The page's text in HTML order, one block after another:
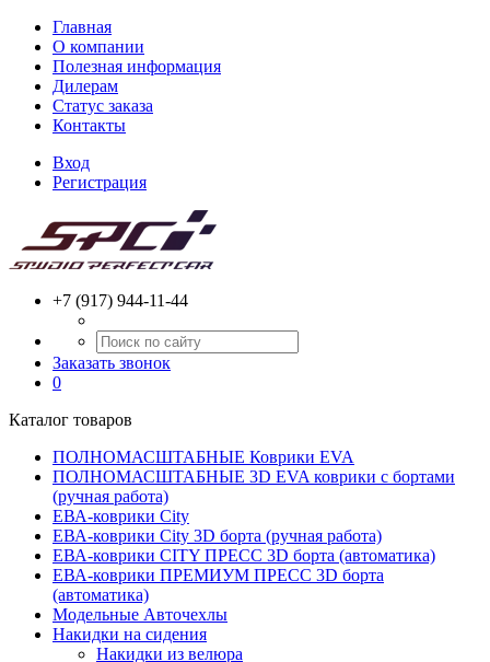
Главная
О компании
Полезная информация
Дилерам
Статус заказа
Контакты
Вход
Регистрация
+7 (917) 944-11-44
Заказать звонок
0
Каталог товаров
ПОЛНОМАСШТАБНЫЕ Коврики EVA
ПОЛНОМАСШТАБНЫЕ 3D EVA коврики с бортами
(ручная работа)
ЕВА-коврики City
ЕВА-коврики City 3D борта (ручная работа)
ЕВА-коврики CITY ПРЕСС 3D борта (автоматика)
ЕВА-коврики ПРЕМИУМ ПРЕСС 3D борта
(автоматика)
Модельные Авточехлы
Накидки на сидения
Накидки из велюра